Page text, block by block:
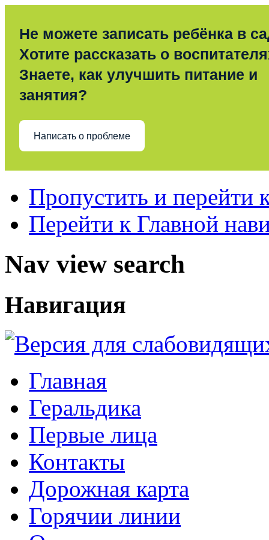
Не можете записать ребёнка в
Хотите рассказать о
Знаете, как улучшить питание и
занятия?
Написать о проблеме
Пропустить и перейти
Перейти к Главной
Nav view search
Навигация
Главная
Геральдика
Первые лица
Контакты
Дорожная карта
Горячии линии